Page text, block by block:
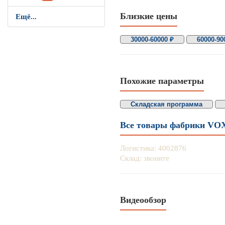
Ещё... Близкие цены
30000-60000 ₽ 60000-
Похожие параметры
Складская программа
Все товары фабрики
Логистика: 4002876
Склад: звоните
Видеообзор